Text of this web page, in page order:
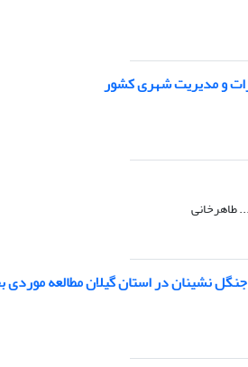
و مدیریت شهری کشور
طاهرخانی
جنگل نشینان در استان گیلان مطالعه